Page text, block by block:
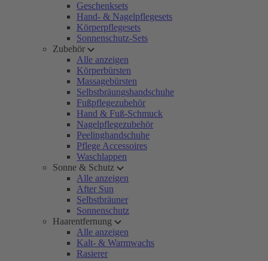
Geschenksets
Hand- & Nagelpflegesets
Körperpflegesets
Sonnenschutz-Sets
Zubehör
Alle anzeigen
Körperbürsten
Massagebürsten
Selbstbräungshandschuhe
Fußpflegezubehör
Hand & Fuß-Schmuck
Nagelpflegezubehör
Peelinghandschuhe
Pflege Accessoires
Waschlappen
Sonne & Schutz
Alle anzeigen
After Sun
Selbstbräuner
Sonnenschutz
Haarentfernung
Alle anzeigen
Kalt- & Warmwachs
Rasierer